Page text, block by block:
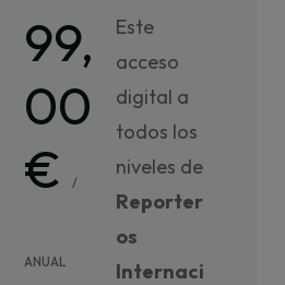
99,
00
€/
ANUAL
Este
acceso
digital a
todos los
niveles de
Reporter
os
Internaci